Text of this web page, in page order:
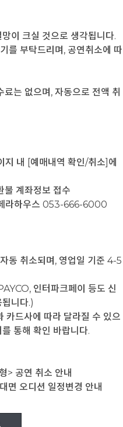
이 크실 것으로 생각됩니다.
를 부탁드리며, 공연취소에 따
는 없으며, 자동으로 전액 취
내 [예매내역 확인/취소]에
불 계좌정보 접수
라하우스 053-666-6000
동 취소되며, 영업일 기준 4-5
인터파크페이 등도 신
니다.)
카드사에 따라 달라질 수 있으
통해 확인 바랍니다.
> 공연 취소 안내
면 오디션 일정변경 안내